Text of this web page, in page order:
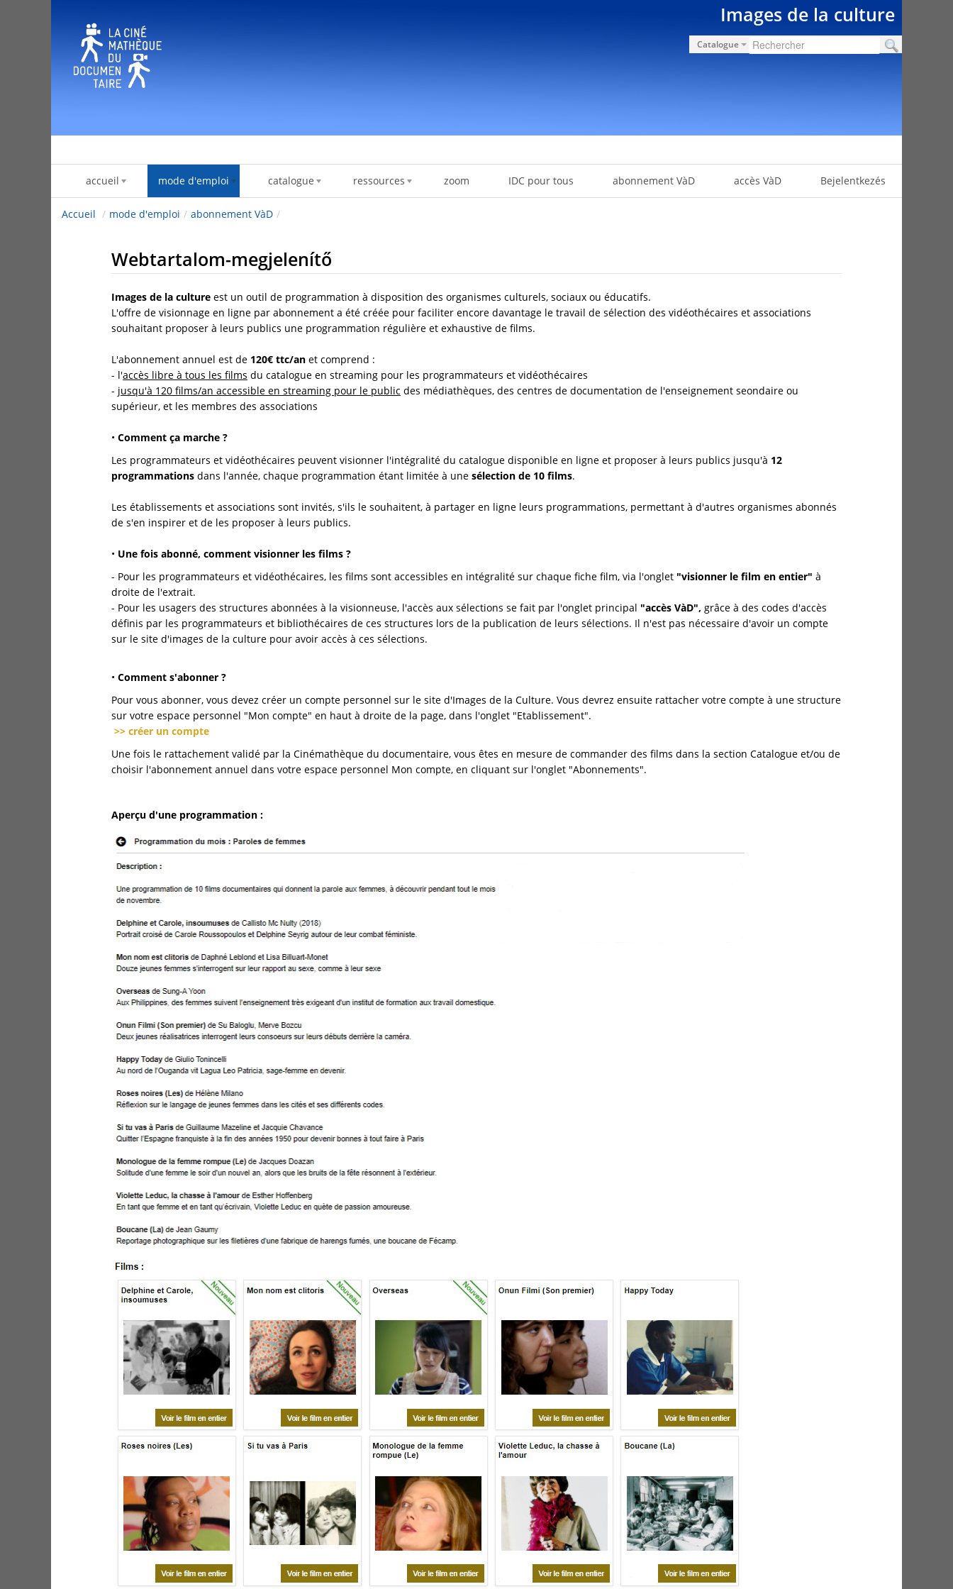
Images de la culture
Catalogue
accueil mode d'emploi catalogue ressources zoom IDC pour tous abonnement VàD accès VàD Bejelentkezés
Accueil / mode d'emploi / abonnement VàD /
Webtartalom-megjelenítő
Images de la culture est un outil de programmation à disposition des organismes culturels, sociaux ou éducatifs.
L'offre de visionnage en ligne par abonnement a été créée pour faciliter encore davantage le travail de sélection des vidéothécaires et associations
souhaitant proposer à leurs publics une programmation régulière et exhaustive de films.
L'abonnement annuel est de 120€ ttc/an et comprend :
- l'accès libre à tous les films du catalogue en streaming pour les programmateurs et vidéothécaires
- jusqu'à 120 films/an accessible en streaming pour le public des médiathèques, des centres de documentation de l'enseignement seondaire ou
supérieur, et les membres des associations
• Comment ça marche ?
Les programmateurs et vidéothécaires peuvent visionner l'intégralité du catalogue disponible en ligne et proposer à leurs publics jusqu'à 12
programmations dans l'année, chaque programmation étant limitée à une sélection de 10 films.
Les établissements et associations sont invités, s'ils le souhaitent, à partager en ligne leurs programmations, permettant à d'autres organismes abonnés
de s'en inspirer et de les proposer à leurs publics.
• Une fois abonné, comment visionner les films ?
- Pour les programmateurs et vidéothécaires, les films sont accessibles en intégralité sur chaque fiche film, via l'onglet "visionner le film en entier" à
droite de l'extrait.
- Pour les usagers des structures abonnées à la visionneuse, l'accès aux sélections se fait par l'onglet principal "accès VàD", grâce à des codes d'accès
définis par les programmateurs et bibliothécaires de ces structures lors de la publication de leurs sélections. Il n'est pas nécessaire d'avoir un compte
sur le site d'images de la culture pour avoir accès à ces sélections.
• Comment s'abonner ?
Pour vous abonner, vous devez créer un compte personnel sur le site d'Images de la Culture. Vous devrez ensuite rattacher votre compte à une structure
sur votre espace personnel "Mon compte" en haut à droite de la page, dans l'onglet "Etablissement".
>> créer un compte
Une fois le rattachement validé par la Cinémathèque du documentaire, vous êtes en mesure de commander des films dans la section Catalogue et/ou de
choisir l'abonnement annuel dans votre espace personnel Mon compte, en cliquant sur l'onglet "Abonnements".
Aperçu d'une programmation :